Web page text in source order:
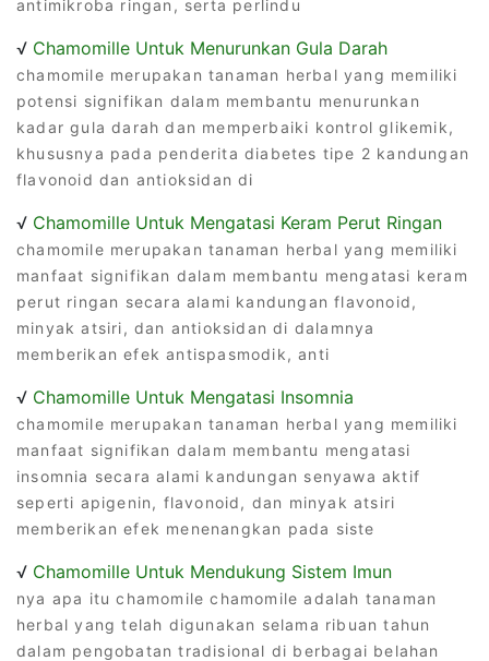
antimikroba ringan, serta perlindu
√ Chamomille Untuk Menurunkan Gula Darah
chamomile merupakan tanaman herbal yang memiliki
potensi signifikan dalam membantu menurunkan
kadar gula darah dan memperbaiki kontrol glikemik,
khususnya pada penderita diabetes tipe 2 kandungan
flavonoid dan antioksidan di
√ Chamomille Untuk Mengatasi Keram Perut Ringan
chamomile merupakan tanaman herbal yang memiliki
manfaat signifikan dalam membantu mengatasi keram
perut ringan secara alami kandungan flavonoid,
minyak atsiri, dan antioksidan di dalamnya
memberikan efek antispasmodik, anti
√ Chamomille Untuk Mengatasi Insomnia
chamomile merupakan tanaman herbal yang memiliki
manfaat signifikan dalam membantu mengatasi
insomnia secara alami kandungan senyawa aktif
seperti apigenin, flavonoid, dan minyak atsiri
memberikan efek menenangkan pada siste
√ Chamomille Untuk Mendukung Sistem Imun
nya apa itu chamomile chamomile adalah tanaman
herbal yang telah digunakan selama ribuan tahun
dalam pengobatan tradisional di berbagai belahan